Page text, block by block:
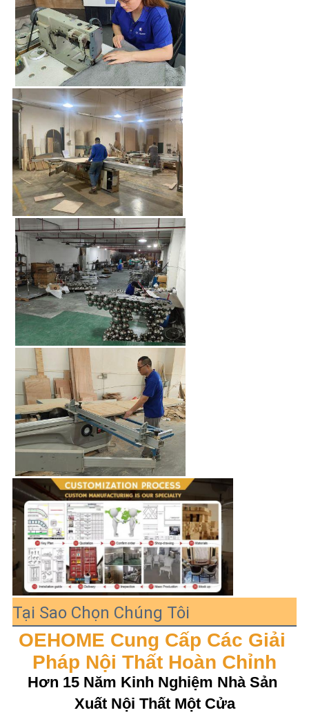
Tại Sao Chọn Chúng Tôi
OEHOME Cung Cấp Các Giải
Pháp Nội Thất Hoàn Chỉnh
Hơn 15 Năm Kinh Nghiệm Nhà Sản
Xuất Nội Thất Một Cửa